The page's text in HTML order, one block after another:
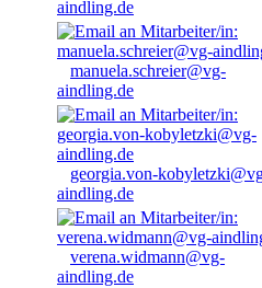
aindling.de
manuela.schreier@vg-
aindling.de
georgia.von-
aindling.de
verena.widmann@vg-
aindling.de